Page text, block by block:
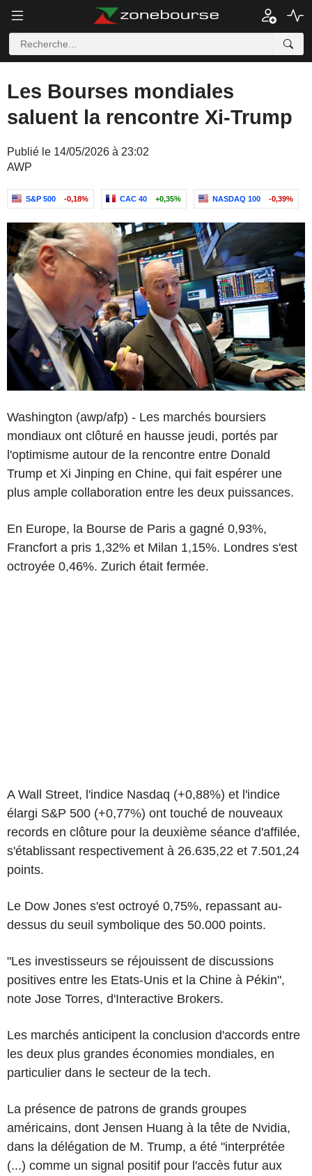
Les Bourses mondiales
saluent la rencontre Xi-Trump
Publié le 14/05/2026 à 23:02
AWP
S&P 500 -0,18% CAC 40 +0,35% NASDAQ 100 -0,39%
Washington (awp/afp) - Les marchés boursiers
mondiaux ont clôturé en hausse jeudi, portés par
l'optimisme autour de la rencontre entre Donald
Trump et Xi Jinping en Chine, qui fait espérer une
plus ample collaboration entre les deux puissances.
En Europe, la Bourse de Paris a gagné 0,93%,
Francfort a pris 1,32% et Milan 1,15%. Londres s'est
octroyée 0,46%. Zurich était fermée.
A Wall Street, l'indice Nasdaq (+0,88%) et l'indice
élargi S&P 500 (+0,77%) ont touché de nouveaux
records en clôture pour la deuxième séance d'affilée,
s'établissant respectivement à 26.635,22 et 7.501,24
points.
Le Dow Jones s'est octroyé 0,75%, repassant au-
dessus du seuil symbolique des 50.000 points.
"Les investisseurs se réjouissent de discussions
positives entre les Etats-Unis et la Chine à Pékin",
note Jose Torres, d'Interactive Brokers.
Les marchés anticipent la conclusion d'accords entre
les deux plus grandes économies mondiales, en
particulier dans le secteur de la tech.
La présence de patrons de grands groupes
américains, dont Jensen Huang à la tête de Nvidia,
dans la délégation de M. Trump, a été "interprétée
(...) comme un signal positif pour l'accès futur aux